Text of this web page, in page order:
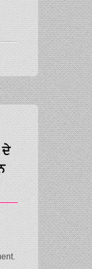
ਦੇ